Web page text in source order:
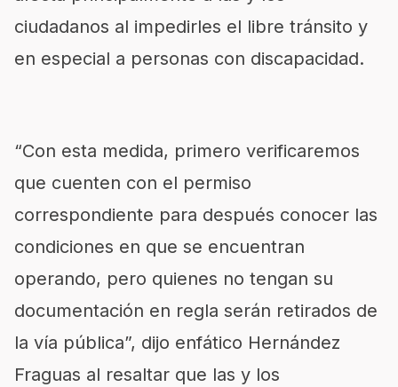
ciudadanos al impedirles el libre tránsito y
en especial a personas con discapacidad.
“Con esta medida, primero verificaremos
que cuenten con el permiso
correspondiente para después conocer las
condiciones en que se encuentran
operando, pero quienes no tengan su
documentación en regla serán retirados de
la vía pública”, dijo enfático Hernández
Fraguas al resaltar que las y los